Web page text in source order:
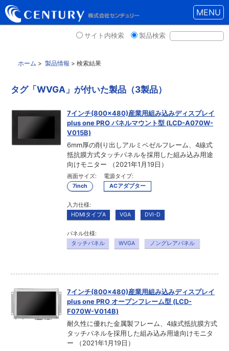
MENU
サイト内検索 製品検索
ホーム > 製品情報 > 検索結果
タグ「WVGA」が付いた製品（3製品）
7インチ(800×480)産業用組み込みディスプレイ
plus one PRO パネルマウント型 (LCD-A070W-
V015B)
6mm厚の削り出しアルミベゼルフレーム、4線式
抵抗膜方式タッチパネルを採用した組み込み用途
向けモニター （2021年1月19日）
画面サイズ:
7inch
電源タイプ:
ACアダプター
入力仕様:
HDMIタイプA
VGA DVI-D
パネル仕様:
タッチパネル
WVGA ノングレアパネル
7インチ(800×480)産業用組み込みディスプレイ
plus one PRO オープンフレーム型 (LCD-
F070W-V014B)
耐久性に優れた金属製フレーム、4線式抵抗膜方式
タッチパネルを採用した組み込み用途向けモニタ
ー （2021年1月19日）